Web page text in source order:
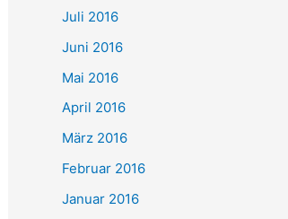
Juli 2016
Juni 2016
Mai 2016
April 2016
März 2016
Februar 2016
Januar 2016